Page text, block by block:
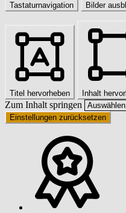
Tastaturnavigation Bilder
Titel hervorheben Inhalt
Zum Inhalt springen
Einstellungen zurücksetzen